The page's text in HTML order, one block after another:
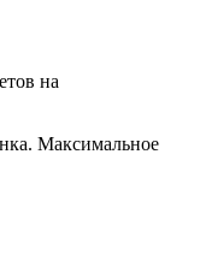
на
Максимальное